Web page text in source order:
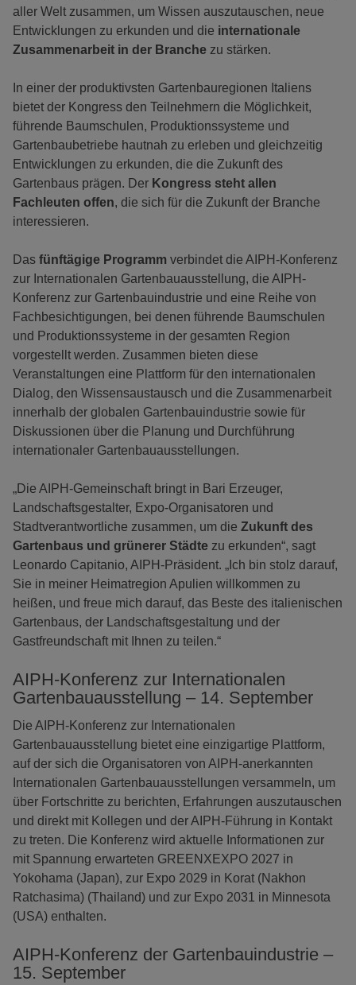
aller Welt zusammen, um Wissen auszutauschen, neue
Entwicklungen zu erkunden und die internationale
Zusammenarbeit in der Branche zu stärken.
In einer der produktivsten Gartenbauregionen Italiens
bietet der Kongress den Teilnehmern die Möglichkeit,
führende Baumschulen, Produktionssysteme und
Gartenbaubetriebe hautnah zu erleben und gleichzeitig
Entwicklungen zu erkunden, die die Zukunft des
Gartenbaus prägen. Der Kongress steht allen
Fachleuten offen, die sich für die Zukunft der Branche
interessieren.
Das fünftägige Programm verbindet die AIPH-Konferenz
zur Internationalen Gartenbauausstellung, die AIPH-
Konferenz zur Gartenbauindustrie und eine Reihe von
Fachbesichtigungen, bei denen führende Baumschulen
und Produktionssysteme in der gesamten Region
vorgestellt werden. Zusammen bieten diese
Veranstaltungen eine Plattform für den internationalen
Dialog, den Wissensaustausch und die Zusammenarbeit
innerhalb der globalen Gartenbauindustrie sowie für
Diskussionen über die Planung und Durchführung
internationaler Gartenbauausstellungen.
„Die AIPH-Gemeinschaft bringt in Bari Erzeuger,
Landschaftsgestalter, Expo-Organisatoren und
Stadtverantwortliche zusammen, um die Zukunft des
Gartenbaus und grünerer Städte zu erkunden“, sagt
Leonardo Capitanio, AIPH-Präsident. „Ich bin stolz darauf,
Sie in meiner Heimatregion Apulien willkommen zu
heißen, und freue mich darauf, das Beste des italienischen
Gartenbaus, der Landschaftsgestaltung und der
Gastfreundschaft mit Ihnen zu teilen.“
AIPH-Konferenz zur Internationalen
Gartenbauausstellung – 14. September
Die AIPH-Konferenz zur Internationalen
Gartenbauausstellung bietet eine einzigartige Plattform,
auf der sich die Organisatoren von AIPH-anerkannten
Internationalen Gartenbauausstellungen versammeln, um
über Fortschritte zu berichten, Erfahrungen auszutauschen
und direkt mit Kollegen und der AIPH-Führung in Kontakt
zu treten. Die Konferenz wird aktuelle Informationen zur
mit Spannung erwarteten GREENXEXPO 2027 in
Yokohama (Japan), zur Expo 2029 in Korat (Nakhon
Ratchasima) (Thailand) und zur Expo 2031 in Minnesota
(USA) enthalten.
AIPH-Konferenz der Gartenbauindustrie –
15. September